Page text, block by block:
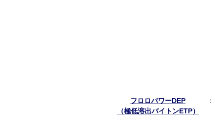
フロロパワーDEP
（極低溶出バイトンETP）
：